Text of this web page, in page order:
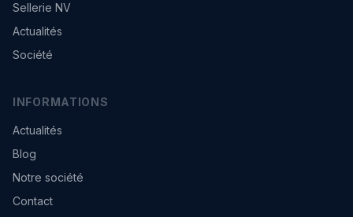
Sellerie NV
Actualités
Société
INFORMATIONS
Actualités
Blog
Notre société
Contact